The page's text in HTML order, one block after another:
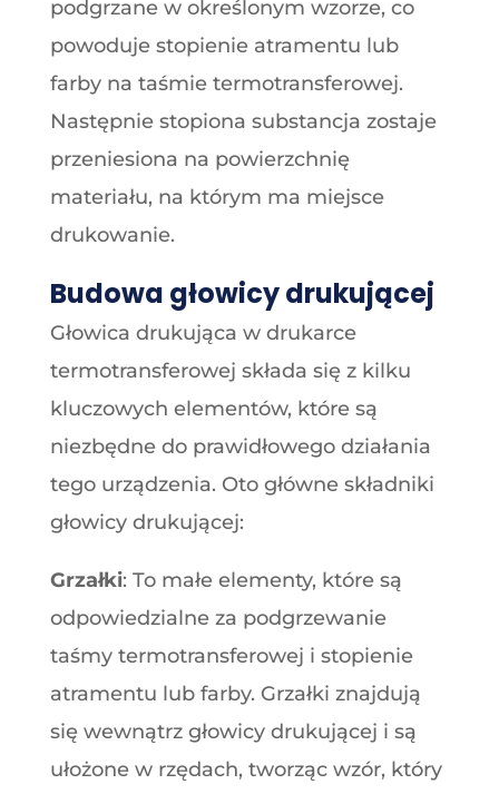
podgrzane w określonym wzorze, co
powoduje stopienie atramentu lub
farby na taśmie termotransferowej.
Następnie stopiona substancja zostaje
przeniesiona na powierzchnię
materiału, na którym ma miejsce
drukowanie.
Budowa głowicy drukującej
Głowica drukująca w drukarce
termotransferowej składa się z kilku
kluczowych elementów, które są
niezbędne do prawidłowego działania
tego urządzenia. Oto główne składniki
głowicy drukującej:
Grzałki: To małe elementy, które są
odpowiedzialne za podgrzewanie
taśmy termotransferowej i stopienie
atramentu lub farby. Grzałki znajdują
się wewnątrz głowicy drukującej i są
ułożone w rzędach, tworząc wzór, który